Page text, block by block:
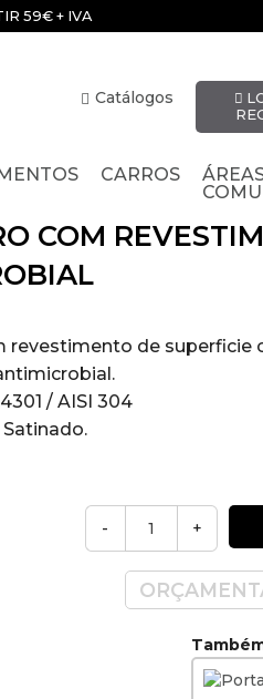
59€ + IVA
Catálogos
CARROS
COM
revestimento de superficie
/ AISI 304
/ 425mm / 600mm
Prateado, Preto,
- +